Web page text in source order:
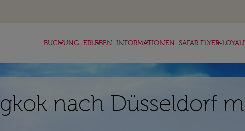
BUCHUNG
keyboard_arrow_down ERLEBEN
keyboard_arrow_down INFORMATIONEN
keyboard_arrow_down SAFAR FLYER-
keyboard_arrow_down
nach Düsseldorf